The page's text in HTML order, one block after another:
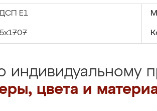
Е1
индивидуальному
цвета и